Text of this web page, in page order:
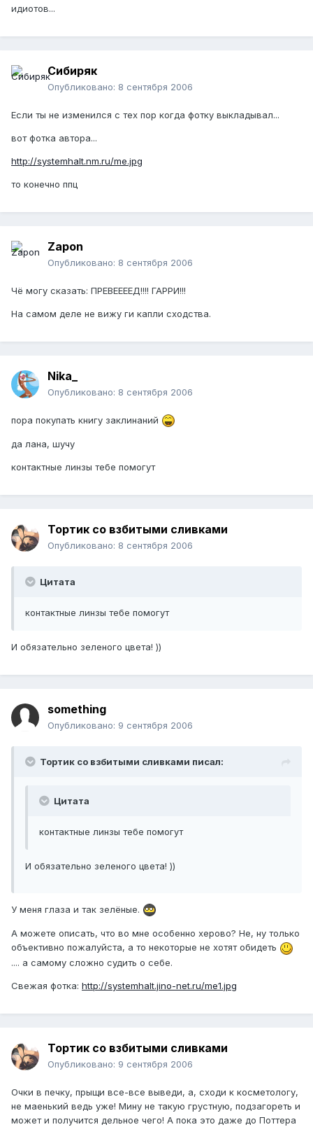
идиотов...
Сибиряк
Опубликовано: 8 сентября 2006
Если ты не изменился с тех пор когда фотку выкладывал...
вот фотка автора...
http://systemhalt.nm.ru/me.jpg
то конечно ппц
Zapon
Опубликовано: 8 сентября 2006
Чё могу сказать: ПРЕВЕЕЕЕД!!!! ГАРРИ!!!
На самом деле не вижу ги капли сходства.
Nika_
Опубликовано: 8 сентября 2006
пора покупать книгу заклинаний
да лана, шучу
контактные линзы тебе помогут
Тортик со взбитыми сливками
Опубликовано: 8 сентября 2006
Цитата
контактные линзы тебе помогут
И обязательно зеленого цвета! ))
something
Опубликовано: 9 сентября 2006
Тортик со взбитыми сливками писал:
Цитата
контактные линзы тебе помогут
И обязательно зеленого цвета! ))
У меня глаза и так зелёные.
А можете описать, что во мне особенно херово? Не, ну только
объективно пожалуйста, а то некоторые не хотят обидеть
.... а самому сложно судить о себе.
Свежая фотка: http://systemhalt.jino-net.ru/me1.jpg
Тортик со взбитыми сливками
Опубликовано: 9 сентября 2006
Очки в печку, прыщи все-все выведи, а, сходи к косметологу,
не маенький ведь уже! Мину не такую грустную, подзагореть и
может и получится дельное чего! А пока это даже до Поттера